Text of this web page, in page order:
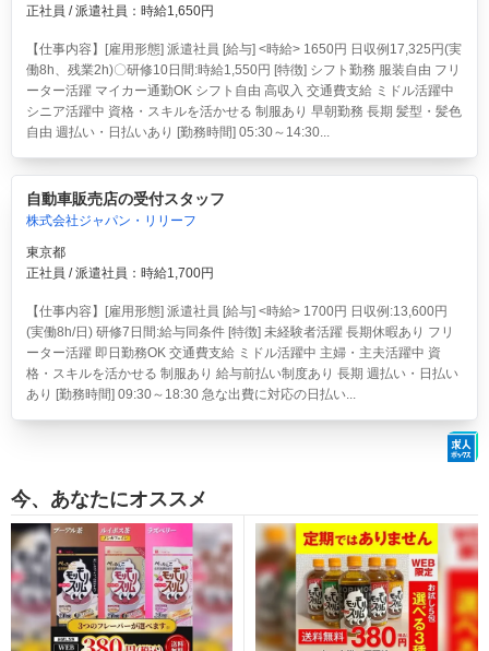
正社員 / 派遣社員：時給1,650円
【仕事内容】[雇用形態] 派遣社員 [給与] <時給> 1650円 日収例17,325円(実
働8h、残業2h)〇研修10日間:時給1,550円 [特徴] シフト勤務 服装自由 フリ
ーター活躍 マイカー通勤OK シフト自由 高収入 交通費支給 ミドル活躍中
シニア活躍中 資格・スキルを活かせる 制服あり 早朝勤務 長期 髪型・髪色
自由 週払い・日払いあり [勤務時間] 05:30～14:30...
自動車販売店の受付スタッフ
株式会社ジャパン・リリーフ
東京都
正社員 / 派遣社員：時給1,700円
【仕事内容】[雇用形態] 派遣社員 [給与] <時給> 1700円 日収例:13,600円
(実働8h/日) 研修7日間:給与同条件 [特徴] 未経験者活躍 長期休暇あり フリ
ーター活躍 即日勤務OK 交通費支給 ミドル活躍中 主婦・主夫活躍中 資
格・スキルを活かせる 制服あり 給与前払い制度あり 長期 週払い・日払い
あり [勤務時間] 09:30～18:30 急な出費に対応の日払い...
今、あなたにオススメ